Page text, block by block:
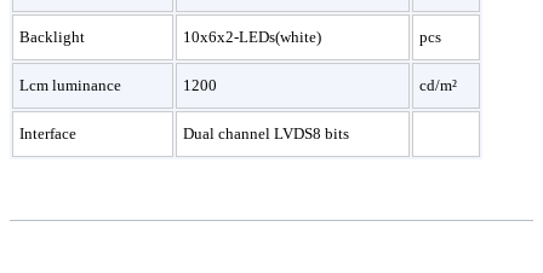
Backlight 10x6x2-LEDs(white) pcs
Lcm luminance 1200 cd/m²
Interface Dual channel LVDS8 bits